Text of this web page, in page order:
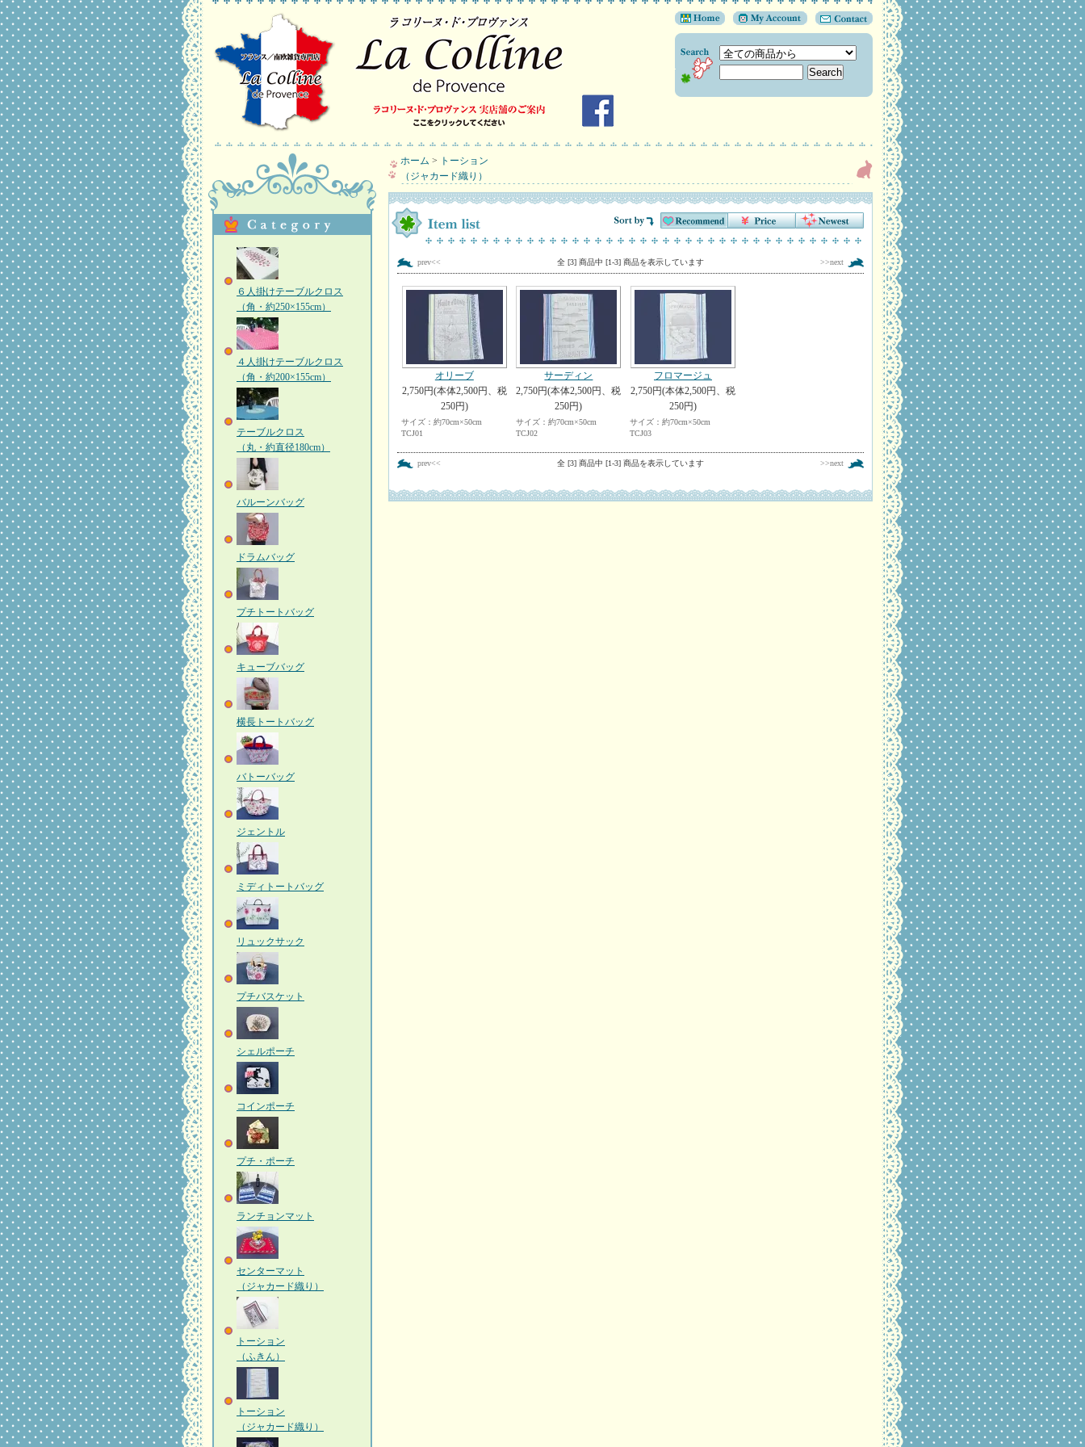
６人掛けテーブルクロス
（角・約250×155cm）
４人掛けテーブルクロス
（角・約200×155cm）
テーブルクロス
（丸・約直径180cm）
バルーンバッグ
ドラムバッグ
プチトートバッグ
キューブバッグ
横長トートバッグ
バトーバッグ
ジェントル
ミディトートバッグ
リュックサック
プチバスケット
シェルポーチ
コインポーチ
プチ・ポーチ
ランチョンマット
センターマット
（ジャカード織り）
トーション
（ふきん）
トーション
（ジャカード織り）
ホーム > トーション
（ジャカード織り）
prev<< 全 [3] 商品中 [1-3] 商品を表示しています >>next
オリーブ
2,750円(本体2,500円、税
250円)
サイズ：約70cm×50cm
TCJ01
サーディン
2,750円(本体2,500円、税
250円)
サイズ：約70cm×50cm
TCJ02
フロマージュ
2,750円(本体2,500円、税
250円)
サイズ：約70cm×50cm
TCJ03
prev<< 全 [3] 商品中 [1-3] 商品を表示しています >>next